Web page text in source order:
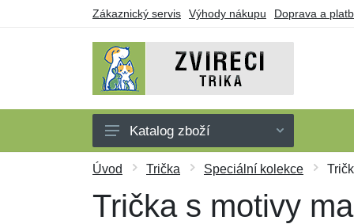
Zákaznický servis Výhody nákupu Doprava a
Trička
Tílka
Katalog zboží
Úvod Trička Speciální kolekce
Trička s motivy